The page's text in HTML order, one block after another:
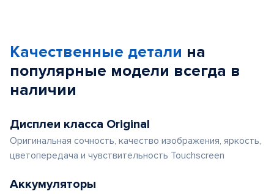
Качественные детали на
популярные модели всегда в
наличии
Дисплеи класса Original
Оригинальная сочность, качество изображения, яркость,
цветопередача и чувствительность Touchscreen
Аккумуляторы